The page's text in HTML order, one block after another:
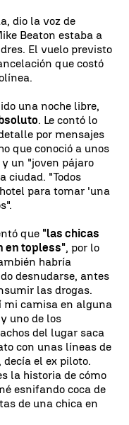
dio la voz de
Beaton estaba a
El vuelo previsto
que costó
una noche libre,
. Le contó lo
por mensajes
que conoció a unos
un "joven pájaro
ciudad. "Todos
para tomar 'una
que "las chicas
en topless", por lo
habría
desnudarse, antes
las drogas.
mi camisa en alguna
uno de los
del lugar saca
con unas líneas de
decía el ex piloto.
la historia de cómo
esnifando coca de
de una chica en